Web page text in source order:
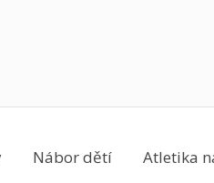
Nábor dětí Atletika